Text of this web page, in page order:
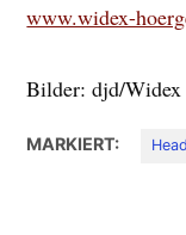
www.widex-
Bilder: djd/Widex
MARKIERT: